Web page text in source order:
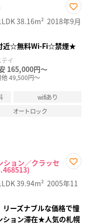
お気
に入
38.16m² 2018年9月
近☆無料Wi-Fi☆禁煙★
イ
165,000円～
49,500円～
wifiあり
オートロック
ション／クラッセ
に入
り登
39.94m² 2005年11
リーズナブルな価格で憧
ション滞在★人気の札幌